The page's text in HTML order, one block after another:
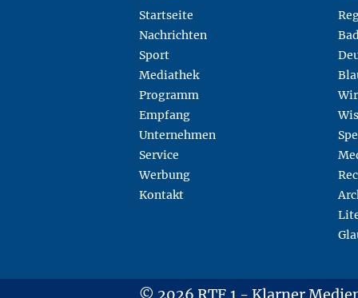
© 2026 RTF.1 - Klarner
Startseite
Nachrichten
Sport
Mediathek
Programm
Empfang
Unternehmen
Service
Werbung
Kontakt